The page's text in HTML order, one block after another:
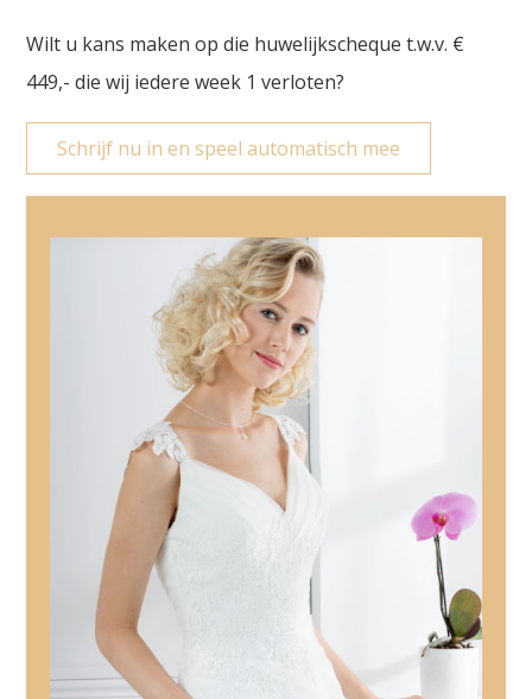
Wilt u kans maken op die huwelijkscheque t.w.v. €
449,- die wij iedere week 1 verloten?
Schrijf nu in en speel automatisch mee